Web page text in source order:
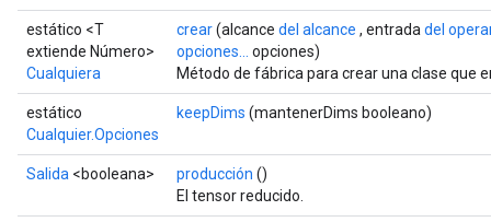
estático <T
extiende Número>
Cualquiera
crear(alcance del alcance , entrada del
opciones...
opciones)
Método de fábrica para crear una clase que
estático
Cualquier.Opciones
keepDims (mantenerDims booleano)
Salida <booleana> producción ()
El tensor reducido.